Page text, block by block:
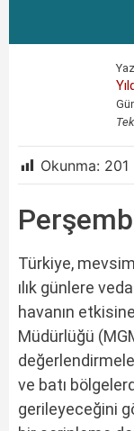
Okunma: 201
Türkiye,
ılık günlere
havanın
Müdürlüğü
ve batı
gerileyeceğini